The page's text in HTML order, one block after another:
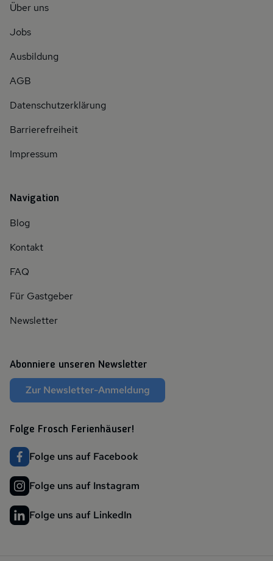
Über uns
Jobs
Ausbildung
AGB
Datenschutzerklärung
Barrierefreiheit
Impressum
Navigation
Blog
Kontakt
FAQ
Für Gastgeber
Newsletter
Abonniere unseren Newsletter
Zur Newsletter-Anmeldung
Folge Frosch Ferienhäuser!
Folge uns auf Facebook
Folge uns auf Instagram
Folge uns auf LinkedIn